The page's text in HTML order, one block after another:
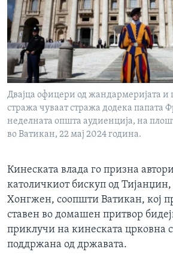
ИНТЕРВЈУА
Јазици
Двајца офицери од жандармеријата и
стража чуваат стража додека папата
неделната општа аудиенција, на
во Ватикан, 22 мај 2024 година.
Кинеската влада го призна
католичкиот бискуп од
Хонгжен, соопшти Ватикан, кој
ставен во домашен притвор
приклучи на кинеската црковна
поддржана од државата.